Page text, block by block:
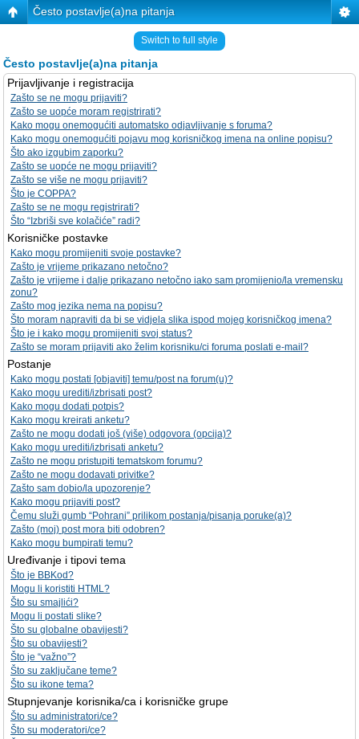
Često postavlje(a)na pitanja
Switch to full style
Često postavlje(a)na pitanja
Prijavljivanje i registracija
Zašto se ne mogu prijaviti?
Zašto se uopće moram registrirati?
Kako mogu onemogućiti automatsko odjavljivanje s foruma?
Kako mogu onemogućiti pojavu mog korisničkog imena na online popisu?
Što ako izgubim zaporku?
Zašto se uopće ne mogu prijaviti?
Zašto se više ne mogu prijaviti?
Što je COPPA?
Zašto se ne mogu registrirati?
Što “Izbriši sve kolačiće” radi?
Korisničke postavke
Kako mogu promijeniti svoje postavke?
Zašto je vrijeme prikazano netočno?
Zašto je vrijeme i dalje prikazano netočno iako sam promijenio/la vremensku
zonu?
Zašto mog jezika nema na popisu?
Što moram napraviti da bi se vidjela slika ispod mojeg korisničkog imena?
Što je i kako mogu promijeniti svoj status?
Zašto se moram prijaviti ako želim korisniku/ci foruma poslati e-mail?
Postanje
Kako mogu postati [objaviti] temu/post na forum(u)?
Kako mogu urediti/izbrisati post?
Kako mogu dodati potpis?
Kako mogu kreirati anketu?
Zašto ne mogu dodati još (više) odgovora (opcija)?
Kako mogu urediti/izbrisati anketu?
Zašto ne mogu pristupiti tematskom forumu?
Zašto ne mogu dodavati privitke?
Zašto sam dobio/la upozorenje?
Kako mogu prijaviti post?
Čemu služi gumb “Pohrani” prilikom postanja/pisanja poruke(a)?
Zašto (moj) post mora biti odobren?
Kako mogu bumpirati temu?
Uređivanje i tipovi tema
Što je BBKod?
Mogu li koristiti HTML?
Što su smajlići?
Mogu li postati slike?
Što su globalne obavijesti?
Što su obavijesti?
Što je “važno”?
Što su zaključane teme?
Što su ikone tema?
Stupnjevanje korisnika/ca i korisničke grupe
Što su administratori/ce?
Što su moderatori/ce?